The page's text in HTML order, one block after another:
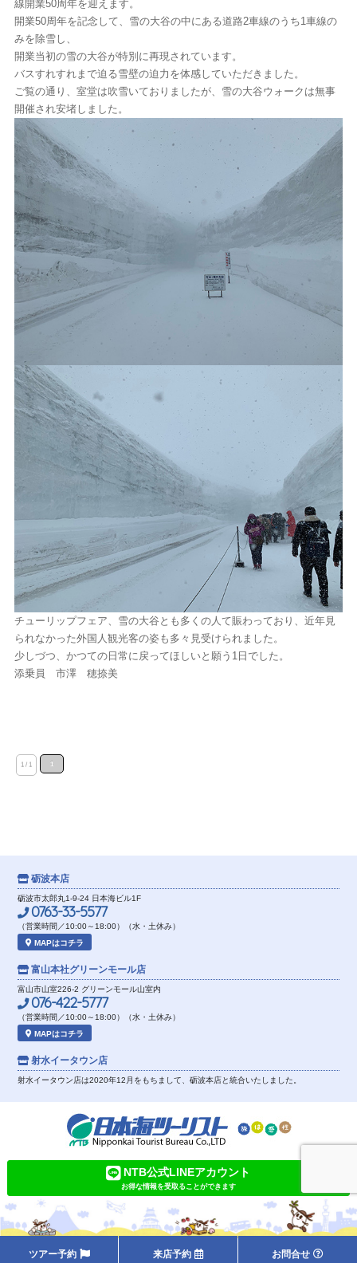
線開業50周年を迎えます。
開業50周年を記念して、雪の大谷の中にある道路2車線のうち1車線の
みを除雪し、
開業当初の雪の大谷が特別に再現されています。
バスすれすれまで迫る雪壁の迫力を体感していただきました。
ご覧の通り、室堂は吹雪いておりましたが、雪の大谷ウォークは無事
開催され安堵しました。
チューリップフェア、雪の大谷とも多くの人て賑わっており、近年見
られなかった外国人観光客の姿も多々見受けられました。
少しづつ、かつての日常に戻ってほしいと願う1日でした。
添乗員 市澤 穂捺美
1 / 1 1
砺波本店
砺波市太郎丸1-9-24 日本海ビル1F
0763-33-5577
（営業時間／10:00～18:00）（水・土休み）
MAPはコチラ
富山本社グリーンモール店
富山市山室226-2 グリーンモール山室内
076-422-5777
（営業時間／10:00～18:00）（水・土休み）
MAPはコチラ
射水イータウン店
射水イータウン店は2020年12月をもちまして、砺波本店と統合いたしました。
NTB公式LINEアカウント
お得な情報を受取ることができます
ツアー予約 来店予約 お問合せ